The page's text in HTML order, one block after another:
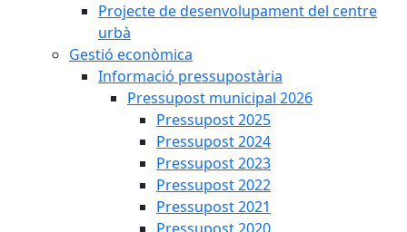
Projecte de desenvolupament del centre
urbà
Gestió econòmica
Informació pressupostària
Pressupost municipal 2026
Pressupost 2025
Pressupost 2024
Pressupost 2023
Pressupost 2022
Pressupost 2021